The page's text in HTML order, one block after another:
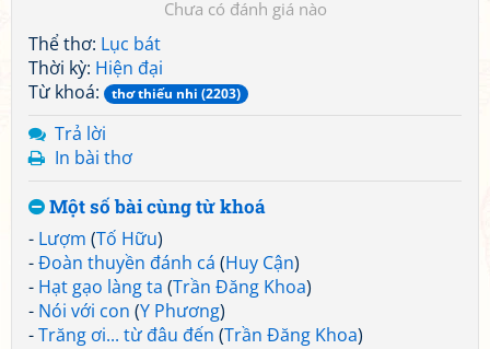
Chưa có đánh giá nào
Thể thơ: Lục bát
Thời kỳ: Hiện đại
Từ khoá:
thơ thiếu nhi (2203)
Trả lời
In bài thơ
Một số bài cùng từ khoá
- Lượm (Tố Hữu)
-Đoàn thuyền đánh cá (Huy Cận)
- Hạt gạo làng ta (Trần Đăng Khoa)
- Nói với con (Y Phương)
-Trăng ơi... từ đâu đến (Trần Đăng Khoa)